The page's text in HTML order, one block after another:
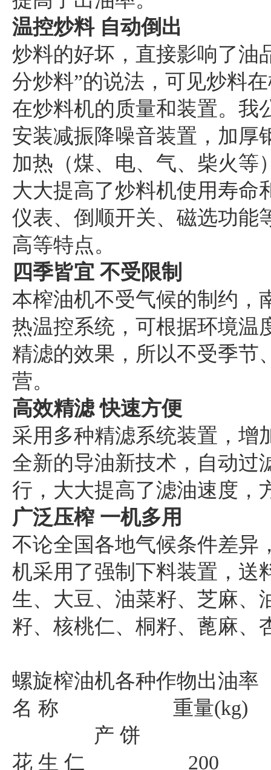
温控炒料 自动倒出
炒料的好坏，直接影响了油
分炒料”的说法，可见炒料
在炒料机的质量和装置。我
安装减振降噪音装置，加厚
加热（煤、电、气、柴火等
大大提高了炒料机使用寿命
仪表、倒顺开关、磁选功能
高等特点。
四季皆宜 不受限制
本榨油机不受气候的制约，
热温控系统，可根据环境温
精滤的效果，所以不受季节
营。
高效精滤 快速方便
采用多种精滤系统装置，增
全新的导油新技术，自动过
行，大大提高了滤油速度，
广泛压榨 一机多用
不论全国各地气候条件差异
机采用了强制下料装置，送
生、大豆、油菜籽、芝麻、
籽、核桃仁、桐籽、蓖麻、
螺旋榨油机各种作物出油率
名 称 重量
产 饼
花 生 仁 200